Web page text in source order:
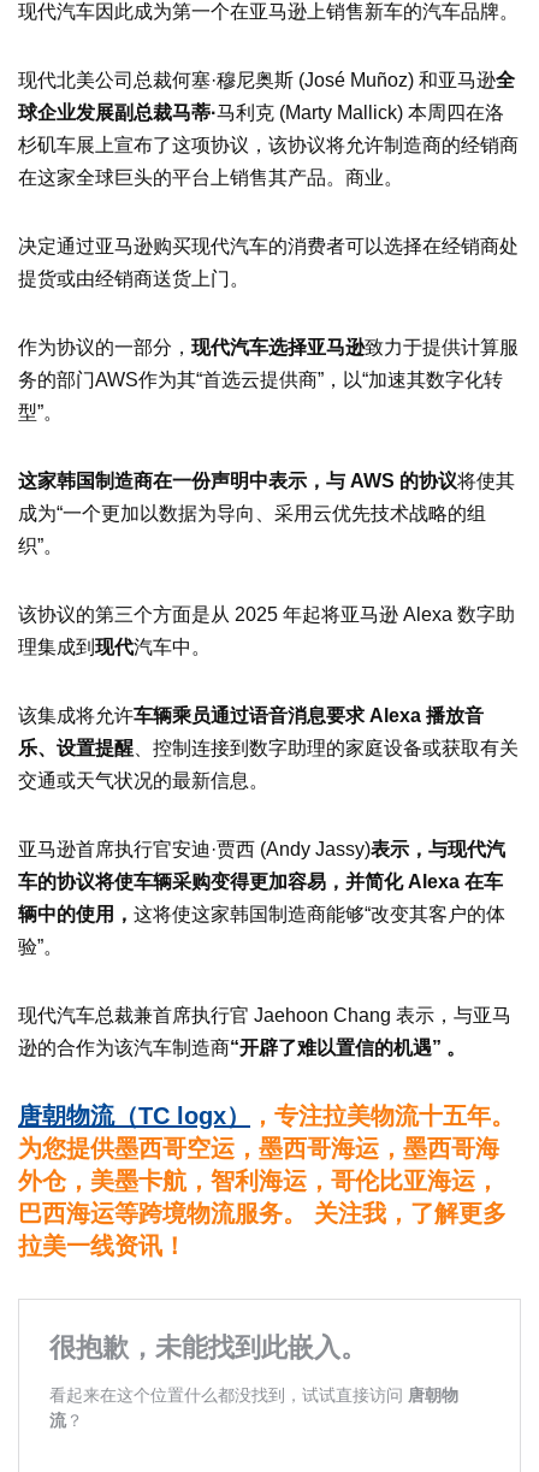
现代汽车因此成为第一个在亚马逊上销售新车的汽车品牌。
现代北美公司总裁何塞·穆尼奥斯 (José Muñoz) 和亚马逊全
球企业发展副总裁马蒂·马利克 (Marty Mallick) 本周四在洛
杉矶车展上宣布了这项协议，该协议将允许制造商的经销商
在这家全球巨头的平台上销售其产品。商业。
决定通过亚马逊购买现代汽车的消费者可以选择在经销商处
提货或由经销商送货上门。
作为协议的一部分， 现代汽车选择亚马逊致力于提供计算服
务的部门AWS作为其“首选云提供商”，以“加速其数字化转
型”。
这家韩国制造商在一份声明中表示，与 AWS 的协议将使其
成为“一个更加以数据为导向、采用云优先技术战略的组
织”。
该协议的第三个方面是从 2025 年起将亚马逊 Alexa 数字助
理集成到 现代汽车中。
该集成将允许车辆乘员通过语音消息要求 Alexa 播放音
乐、设置提醒 、控制连接到数字助理的家庭设备或获取有关
交通或天气状况的最新信息。
亚马逊首席执行官安迪·贾西 (Andy Jassy)表示，与现代汽
车的协议将使车辆采购变得更加容易，并简化 Alexa 在车
辆中的使用， 这将使这家韩国制造商能够“改变其客户的体
验”。
现代汽车总裁兼首席执行官 Jaehoon Chang 表示，与亚马
逊的合作为该汽车制造商“开辟了难以置信的机遇” 。
唐朝物流（TC logx）
，专注拉美物流十五年。
为您提供墨西哥空运，墨西哥海运，墨西哥海
外仓，美墨卡航，智利海运，哥伦比亚海运，
巴西海运等跨境物流服务。 关注我，了解更多
拉美一线资讯！